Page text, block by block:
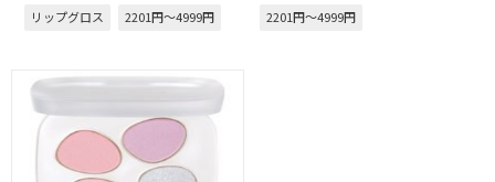
リップグロス 2201円～4999円 2201円～4999円